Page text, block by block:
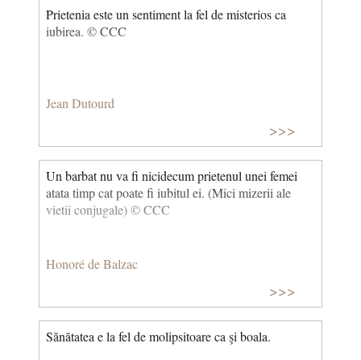
Prietenia este un sentiment la fel de misterios ca
iubirea. © CCC
Jean Dutourd
>>>
Un barbat nu va fi nicidecum prietenul unei femei
atata timp cat poate fi iubitul ei. (Mici mizerii ale
vietii conjugale) © CCC
Honoré de Balzac
>>>
Sănătatea e la fel de molipsitoare ca şi boala.